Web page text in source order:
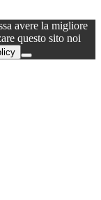
avere la migliore
questo sito noi